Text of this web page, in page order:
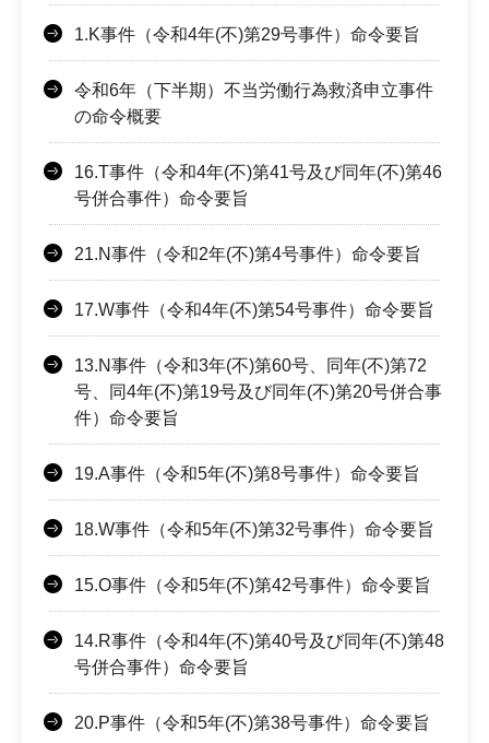
1.K事件（令和4年(不)第29号事件）命令要旨
令和6年（下半期）不当労働行為救済申立事件
の命令概要
16.T事件（令和4年(不)第41号及び同年(不)第46
号併合事件）命令要旨
21.N事件（令和2年(不)第4号事件）命令要旨
17.W事件（令和4年(不)第54号事件）命令要旨
13.N事件（令和3年(不)第60号、同年(不)第72
号、同4年(不)第19号及び同年(不)第20号併合事
件）命令要旨
19.A事件（令和5年(不)第8号事件）命令要旨
18.W事件（令和5年(不)第32号事件）命令要旨
15.O事件（令和5年(不)第42号事件）命令要旨
14.R事件（令和4年(不)第40号及び同年(不)第48
号併合事件）命令要旨
20.P事件（令和5年(不)第38号事件）命令要旨